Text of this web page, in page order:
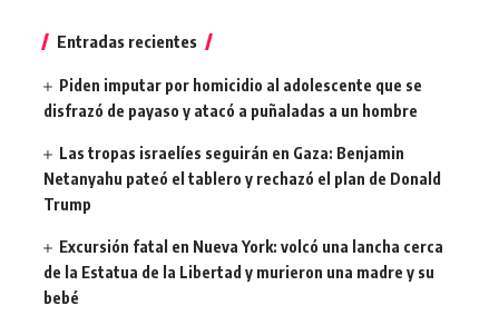
Entradas recientes
Piden imputar por homicidio al adolescente que se
disfrazó de payaso y atacó a puñaladas a un hombre
Las tropas israelíes seguirán en Gaza: Benjamin
Netanyahu pateó el tablero y rechazó el plan de Donald
Trump
Excursión fatal en Nueva York: volcó una lancha cerca
de la Estatua de la Libertad y murieron una madre y su
bebé